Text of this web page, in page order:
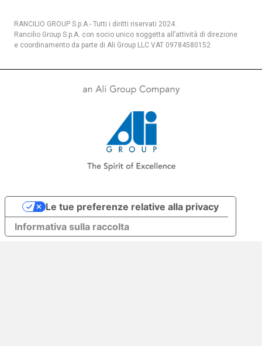
RANCILIO GROUP S.p.A.- Tutti i diritti riservati 2024.
Rancilio Group S.p.A. con socio unico soggetta all’attività di direzione
e coordinamento da parte di Ali Group LLC VAT 09784580152
Informativa sulla raccolta
Le tue preferenze relative alla privacy